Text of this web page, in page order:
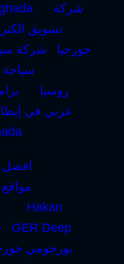
شركة
تسويق
جورجيا
شركة
روسيا
عربي في
افضل
مواقع
Hakan
GER Deep
بورجومي